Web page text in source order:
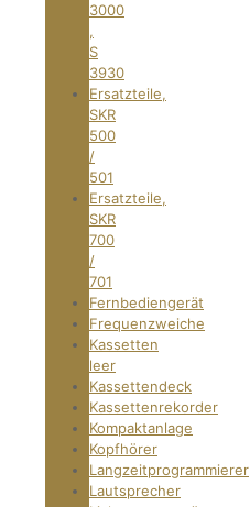
3000
,
S
3930
Ersatzteile,
SKR
500
/
501
Ersatzteile,
SKR
700
/
701
Fernbediengerät
Frequenzweiche
Kassetten
leer
Kassettendeck
Kassettenrekorder
Kompaktanlage
Kopfhörer
Langzeitprogrammierer
Lautsprecher